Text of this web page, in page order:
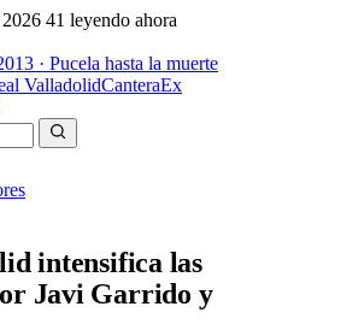
41 leyendo ahora
· Pucela hasta la muerte
ValladolidCanteraEx
intensifica las
Javi Garrido y